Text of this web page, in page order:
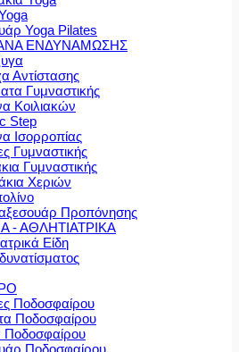
Yoga Pilates
ΕΝΔΥΝΑΜΩΣΗΣ
Αντίστασης
Γυμναστικής
Κοιλιακών
Step
Ισορροπίας
Γυμναστικής
Γυμναστικής
Χεριών
Προπόνησης
- ΑΘΛΗΤΙΑΤΡΙΚΑ
Είδη
Ποδοσφαίρου
Ποδοσφαίρου
Ποδοσφαίρου
Ποδοσφαίρου